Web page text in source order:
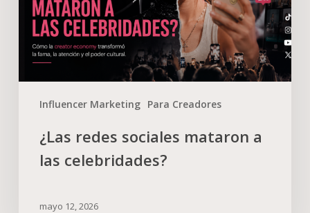
Influencer Marketing Para Creadores
¿Las redes sociales mataron a
las celebridades?
mayo 12, 2026